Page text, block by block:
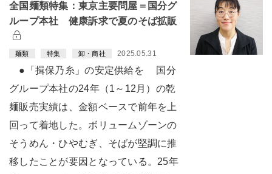
全国麺類特集：東京主要問屋＝国分グ
ループ本社 健康訴求で夏のそば拡販
麺類 特集 卸・商社 2025.05.31
●「揖保乃糸」の安定供給を 国分
グループ本社の24年（1～12月）の乾
麺販売実績は、金額ベースで前年を上
回って着地した。ボリュームゾーンの
そうめん・ひやむぎ、そばが堅調に推
移したことが要因となっている。25年